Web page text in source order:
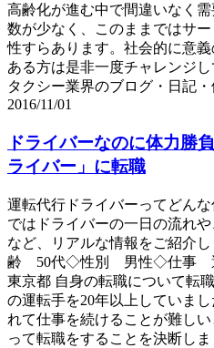
高齢化が進む中で間違いなく
数が少なく、このままではサ
性すらあります。社会的に意
ある方は是非一度チャレンジし
タクシー業界のブログ・日記
2016/11/01
ドライバーなのに体力勝
ライバー」に転職
運転代行ドライバーってどん
ではドライバーの一日の流れ
など、リアルな情報をご紹介
齢 50代◇性別 男性◇仕事
東京都 自身の転職について転
の運転手を20年以上していま
れて仕事を続けることが難し
って転職をすることを決断し